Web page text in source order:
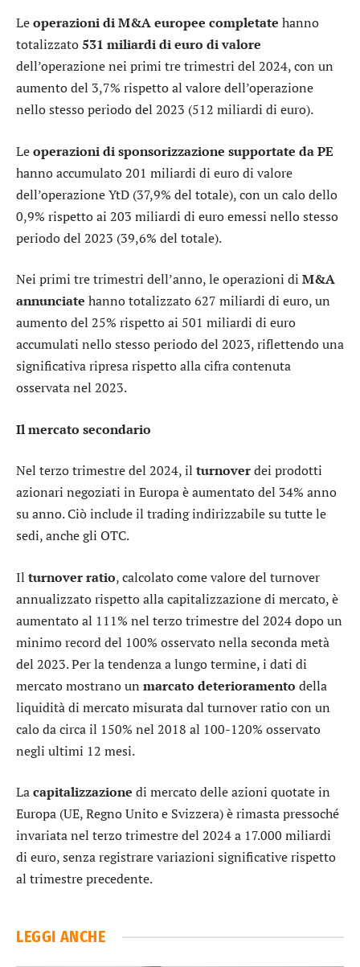
Leoperazioni di M&A europee completate hanno
totalizzato531 miliardi di euro di valore
dell’operazione nei primi tre trimestri del 2024, con un
aumento del 3,7% rispetto al valore dell’operazione
nello stesso periodo del 2023 (512 miliardi di euro).
Leoperazioni di sponsorizzazione supportate da PE
hanno accumulato 201 miliardi di euro di valore
dell’operazione YtD (37,9% del totale), con un calo dello
0,9% rispetto ai 203 miliardi di euro emessi nello stesso
periodo del 2023 (39,6% del totale).
Nei primi tre trimestri dell’anno, le operazioni di M&A
annunciate hanno totalizzato 627 miliardi di euro, un
aumento del 25% rispetto ai 501 miliardi di euro
accumulati nello stesso periodo del 2023, riflettendo una
significativa ripresa rispetto alla cifra contenuta
osservata nel 2023.
Il mercato secondario
Nel terzo trimestre del 2024, il turnoverdei prodotti
azionari negoziati in Europa è aumentato del 34% anno
su anno. Ciò include il trading indirizzabile su tutte le
sedi, anche gli OTC.
Il turnover ratio, calcolato come valore del turnover
annualizzato rispetto alla capitalizzazione di mercato, è
aumentato al 111% nel terzo trimestre del 2024 dopo un
minimo record del 100% osservato nella seconda metà
del 2023. Per la tendenza a lungo termine, i dati di
mercato mostrano un marcato deterioramento della
liquidità di mercato misurata dal turnover ratio con un
calo da circa il 150% nel 2018 al 100-120% osservato
negli ultimi 12 mesi.
Lacapitalizzazione di mercato delle azioni quotate in
Europa (UE, Regno Unito e Svizzera) è rimasta pressoché
invariata nel terzo trimestre del 2024 a 17.000 miliardi
di euro, senza registrare variazioni significative rispetto
al trimestre precedente.
LEGGI ANCHE